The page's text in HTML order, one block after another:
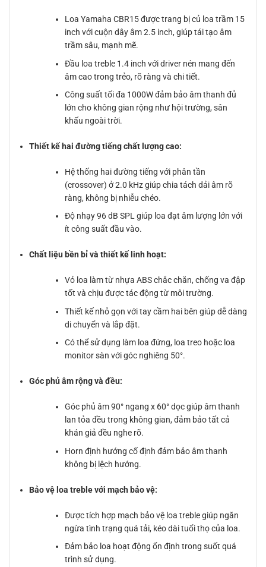
Loa Yamaha CBR15 được trang bị củ loa trầm 15
inch với cuộn dây âm 2.5 inch, giúp tái tạo âm
trầm sâu, mạnh mẽ.
Đầu loa treble 1.4 inch với driver nén mang đến
âm cao trong trẻo, rõ ràng và chi tiết.
Công suất tối đa 1000W đảm bảo âm thanh đủ
lớn cho không gian rộng như hội trường, sân
khấu ngoài trời.
Thiết kế hai đường tiếng chất lượng cao:
Hệ thống hai đường tiếng với phân tần
(crossover) ở 2.0 kHz giúp chia tách dải âm rõ
ràng, không bị nhiễu chéo.
Độ nhạy 96 dB SPL giúp loa đạt âm lượng lớn với
ít công suất đầu vào.
Chất liệu bền bỉ và thiết kế linh hoạt:
Vỏ loa làm từ nhựa ABS chắc chắn, chống va đập
tốt và chịu được tác động từ môi trường.
Thiết kế nhỏ gọn với tay cầm hai bên giúp dễ dàng
di chuyển và lắp đặt.
Có thể sử dụng làm loa đứng, loa treo hoặc loa
monitor sàn với góc nghiêng 50°.
Góc phủ âm rộng và đều:
Góc phủ âm 90° ngang x 60° dọc giúp âm thanh
lan tỏa đều trong không gian, đảm bảo tất cả
khán giả đều nghe rõ.
Horn định hướng cố định đảm bảo âm thanh
không bị lệch hướng.
Bảo vệ loa treble với mạch bảo vệ:
Được tích hợp mạch bảo vệ loa treble giúp ngăn
ngừa tình trạng quá tải, kéo dài tuổi thọ của loa.
Đảm bảo loa hoạt động ổn định trong suốt quá
trình sử dụng.